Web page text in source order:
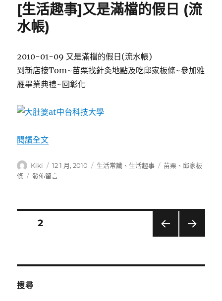
生
[生活趣事]又是滿檔的假日 (流
水帳)
2010-01-09 又是滿檔的假日(流水帳)
到新店接Tom~苗栗找針灸地點及吃邱家板條~參加雅
雁畢業典禮~回彰化
閱讀全文〈[生活趣事]又是滿檔的假日 (流水帳)〉
作
者
Kiki
發
佈
12 1 月, 2010
分
生活常識 、 生活趣事
標
苗栗 、 邱家板
條
在
又
的
日
發佈留言
分
頁次2
搜尋